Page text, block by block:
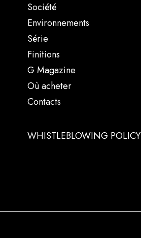
Société
Environnements
Série
Finitions
G Magazine
Où acheter
Contacts
WHISTLEBLOWING POLICY